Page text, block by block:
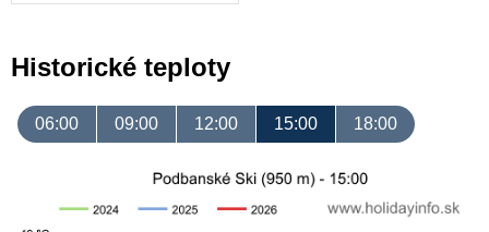
Historické teploty
06:00 09:00 12:00 15:00 18:00